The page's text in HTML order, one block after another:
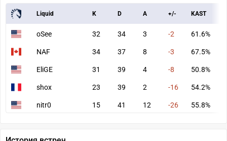
Liquid K D A +/- KAST
oSee 32 34 3 -2 61.6%
NAF 34 37 8 -3 67.5%
EliGE 31 39 4 -8 50.8%
shox 23 39 2 -16 54.2%
nitr0 15 41 12 -26 55.8%